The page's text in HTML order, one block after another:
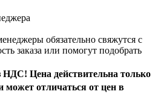
обязательно свяжутся с
заказа или помогут подобрать
НДС! Цена действительна только
может отличаться от цен в